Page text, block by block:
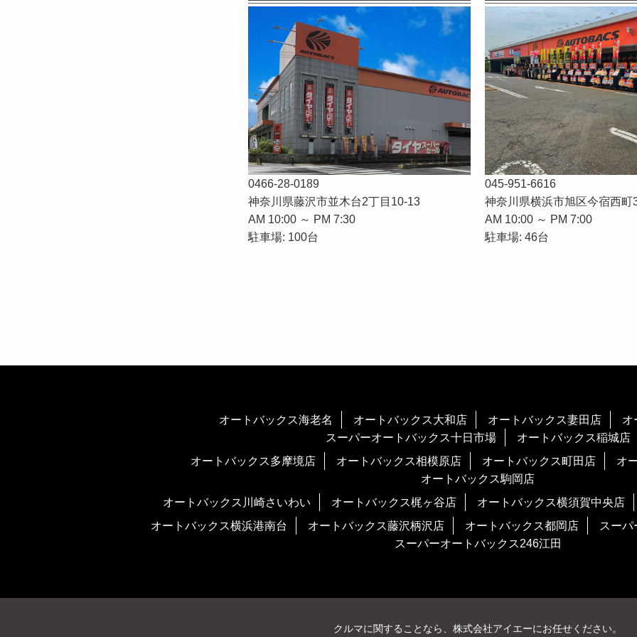
0466-28-0189
神奈川県藤沢市並木台2丁目10-13
AM 10:00 ～ PM 7:30
駐車場: 100台
045-951-6616
神奈川県横浜市旭区今宿西町
AM 10:00 ～ PM 7:00
駐車場: 46台
オートバックス海老名 オートバックス大和店 オートバックス妻田店
オ
スーパーオートバックス十日市場
オートバックス稲城店
オートバックス多摩境店
オートバックス相模原店 オートバックス町田店
オ
オートバックス駒岡店
オートバックス川崎さいわい
オートバックス梶ヶ谷店
オートバックス横須賀中央店
オートバックス横浜港南台
オートバックス藤沢柄沢店 オートバックス都岡店
スー
スーパーオートバックス246江田
クルマに関することなら、株式会社アイエーにお任せください。